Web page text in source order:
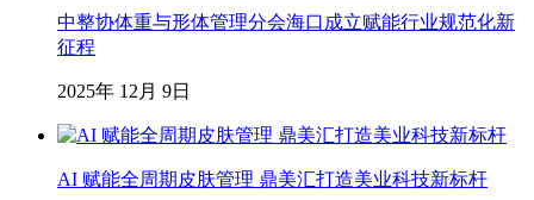
中整协体重与形体管理分会海口成立赋能行业规范化新
征程
2025年 12月 9日
AI 赋能全周期皮肤管理 鼎美汇打造美业科技新标杆